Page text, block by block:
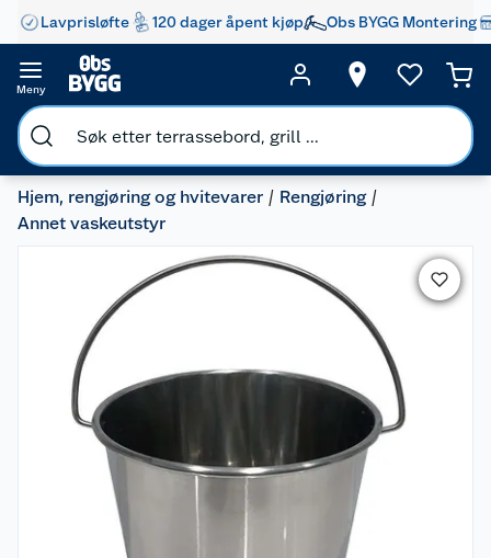
Lavprisløfte 120 dager åpent kjøp Obs BYGG Montering
Meny
Hjem, rengjøring og hvitevarer
Rengjøring
Annet vaskeutstyr